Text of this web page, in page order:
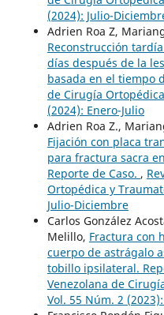
(2024): Julio-
Adrien Roa Z,
Reconstrucción
días después de la
basada en el tiempo
de Cirugía
(2024): Enero-Julio
Adrien Roa Z.,
Fijación con placa
para fractura sacra
Reporte de Caso. ,
Ortopédica y
Julio-Diciembre
Carlos González
Melillo, Fractura con
cuerpo de astrágalo
tobillo ipsilateral.
Venezolana de
Vol. 55 Núm. 2